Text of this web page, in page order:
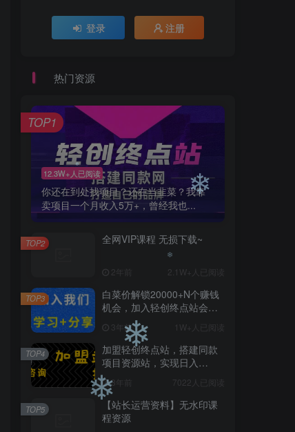
登录 注册
热门资源
12.3W+人已阅读
你还在到处找项目？还在当韭菜？我靠
卖项目一个月收入5万+，曾经我也...
TOP1
全网VIP课程 无损下载~
2年前 2.1W+人已阅读
TOP2
白菜价解锁20000+N个赚钱
机会，加入轻创终点站会
员，全站资源免费学习。
3年前 1W+人已阅读
TOP3
加盟轻创终点站，搭建同款
项目资源站，实现日入
2000+
3年前 7022人已阅读
TOP4
【站长运营资料】无水印课
程资源
TOP5 ❄
❄
❄